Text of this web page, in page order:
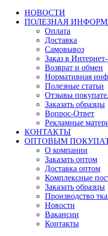
НОВОСТИ
ПОЛЕЗНАЯ
Оплата
Доставка
Самовывоз
Заказ в
Возврат и обмен
Нормативная
Полезные статьи
Отзывы
Заказать образцы
Вопрос-Ответ
Рекламные
КОНТАКТЫ
ОПТОВЫМ
О компании
Заказать оптом
Доставка оптом
Комплексные
Заказать образцы
Производство
Новости
Вакансии
Контакты